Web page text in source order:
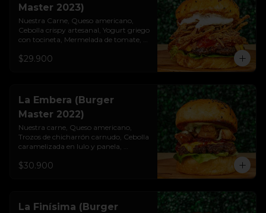
Master 2023)
Nuestra Carne, Queso americano,
Cebolla crispy artesanal, Yogurt griego
con tocineta, Mermelada de tomate,
premium
$29.900
La Embera (Burger
Master 2022)
Nuestra carne, Queso americano,
Trozos de chicharrón carnudo, Cebolla
caramelizada en lulo y panela,
cogollo, Pan brioche premium
$30.900
La Finísima (Burger